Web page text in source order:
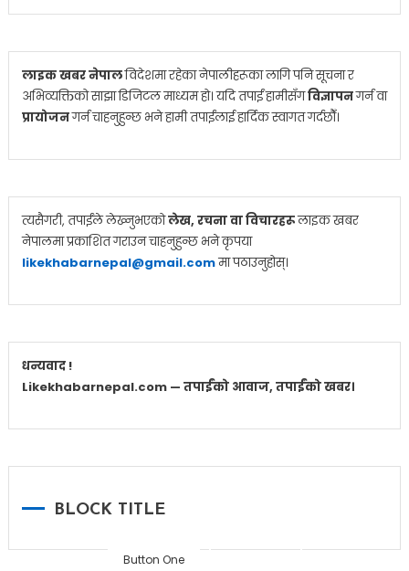
लाइक खबर नेपालविदेशमा रहेका नेपालीहरूका लागि पनि सूचना र
अभिव्यक्तिको साझा डिजिटल माध्यम हो। यदि तपाईं हामीसँगविज्ञापनगर्न वा
प्रायोजनगर्न चाहनुहुन्छ भने हामी तपाईंलाई हार्दिक स्वागत गर्दछौँ।
त्यसैगरी, तपाईंले लेख्नुभएकोलेख, रचना वा विचारहरूलाइक खबर
नेपालमा प्रकाशित गराउन चाहनुहुन्छ भने कृपया
likekhabarnepal@gmail.comमा पठाउनुहोस्।
धन्यवाद !
Likekhabarnepal.com — तपाईंको आवाज, तपाईंको खबर।
BLOCK TITLE
Button One